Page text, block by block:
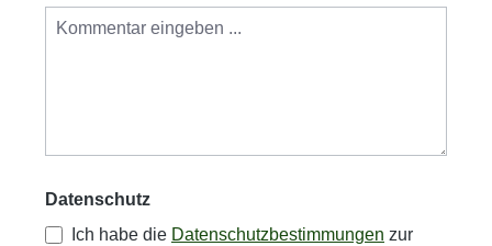
Datenschutz
Ich habe die Datenschutzbestimmungen zur